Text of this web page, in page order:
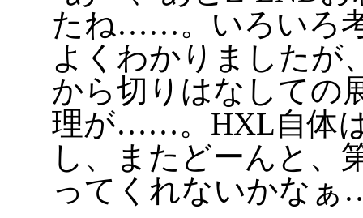
たね……。いろいろ
よくわかりましたが
から切りはなしての
理が……。HXL自体
し、またどーんと、
ってくれないかな